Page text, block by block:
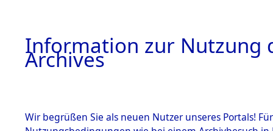
Information zur Nutzung
Archives
Wir begrüßen Sie als neuen Nutzer unseres Portals!